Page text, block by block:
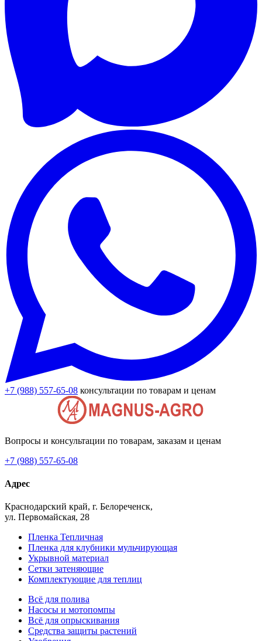
+7 (988) 557-65-08 консультации по товарам и ценам
Вопросы и консультации по товарам, заказам и ценам
+7 (988) 557-65-08
Адрес
Краснодарский край, г. Белореченск,
ул. Первомайская, 28
Пленка Тепличная
Пленка для клубники мульчирующая
Укрывной материал
Сетки затеняющие
Комплектующие для теплиц
Всё для полива
Насосы и мотопомпы
Всё для опрыскивания
Средства защиты растений